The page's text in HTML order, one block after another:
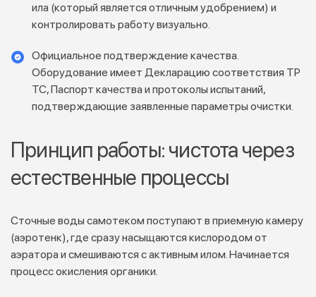
ила (который является отличным удобрением) и
контролировать работу визуально.
Официальное подтверждение качества.
Оборудование имеет Декларацию соответствия ТР
ТС, Паспорт качества и протоколы испытаний,
подтверждающие заявленные параметры очистки.
Принцип работы: чистота через
естественные процессы
Сточные воды самотеком поступают в приемную камеру
(аэротенк), где сразу насыщаются кислородом от
аэратора и смешиваются с активным илом. Начинается
процесс окисления органики.